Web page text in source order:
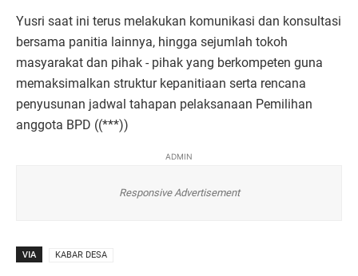
Yusri saat ini terus melakukan komunikasi dan konsultasi
bersama panitia lainnya, hingga sejumlah tokoh
masyarakat dan pihak - pihak yang berkompeten guna
memaksimalkan struktur kepanitiaan serta rencana
penyusunan jadwal tahapan pelaksanaan Pemilihan
anggota BPD ((***))
ADMIN
Responsive Advertisement
VIA KABAR DESA